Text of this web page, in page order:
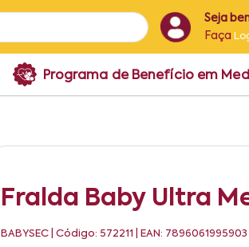
Seja
Faça
Programa de Benefício em
Fralda Baby Ultra
BABYSEC | Código: 572211 | EAN: 7896061995903